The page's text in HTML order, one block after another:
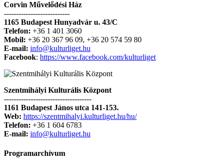
Corvin Művelődési Ház
---------------------------
1165 Budapest Hunyadvár u. 43/C
Telefon: +36 1 401 3060
Mobil: +36 20 367 96 09, +36 20 574 59 80
E-mail: info@kulturliget.hu
Facebook: https://www.facebook.com/kulturliget
Szentmihályi Kulturális Központ
------------------------------------
1161 Budapest János utca 141-153.
Web: https://szentmihalyi.kulturliget.hu/hu/
Telefon: +36 1 604 6783
E-mail: info@kulturliget.hu
Programarchívum